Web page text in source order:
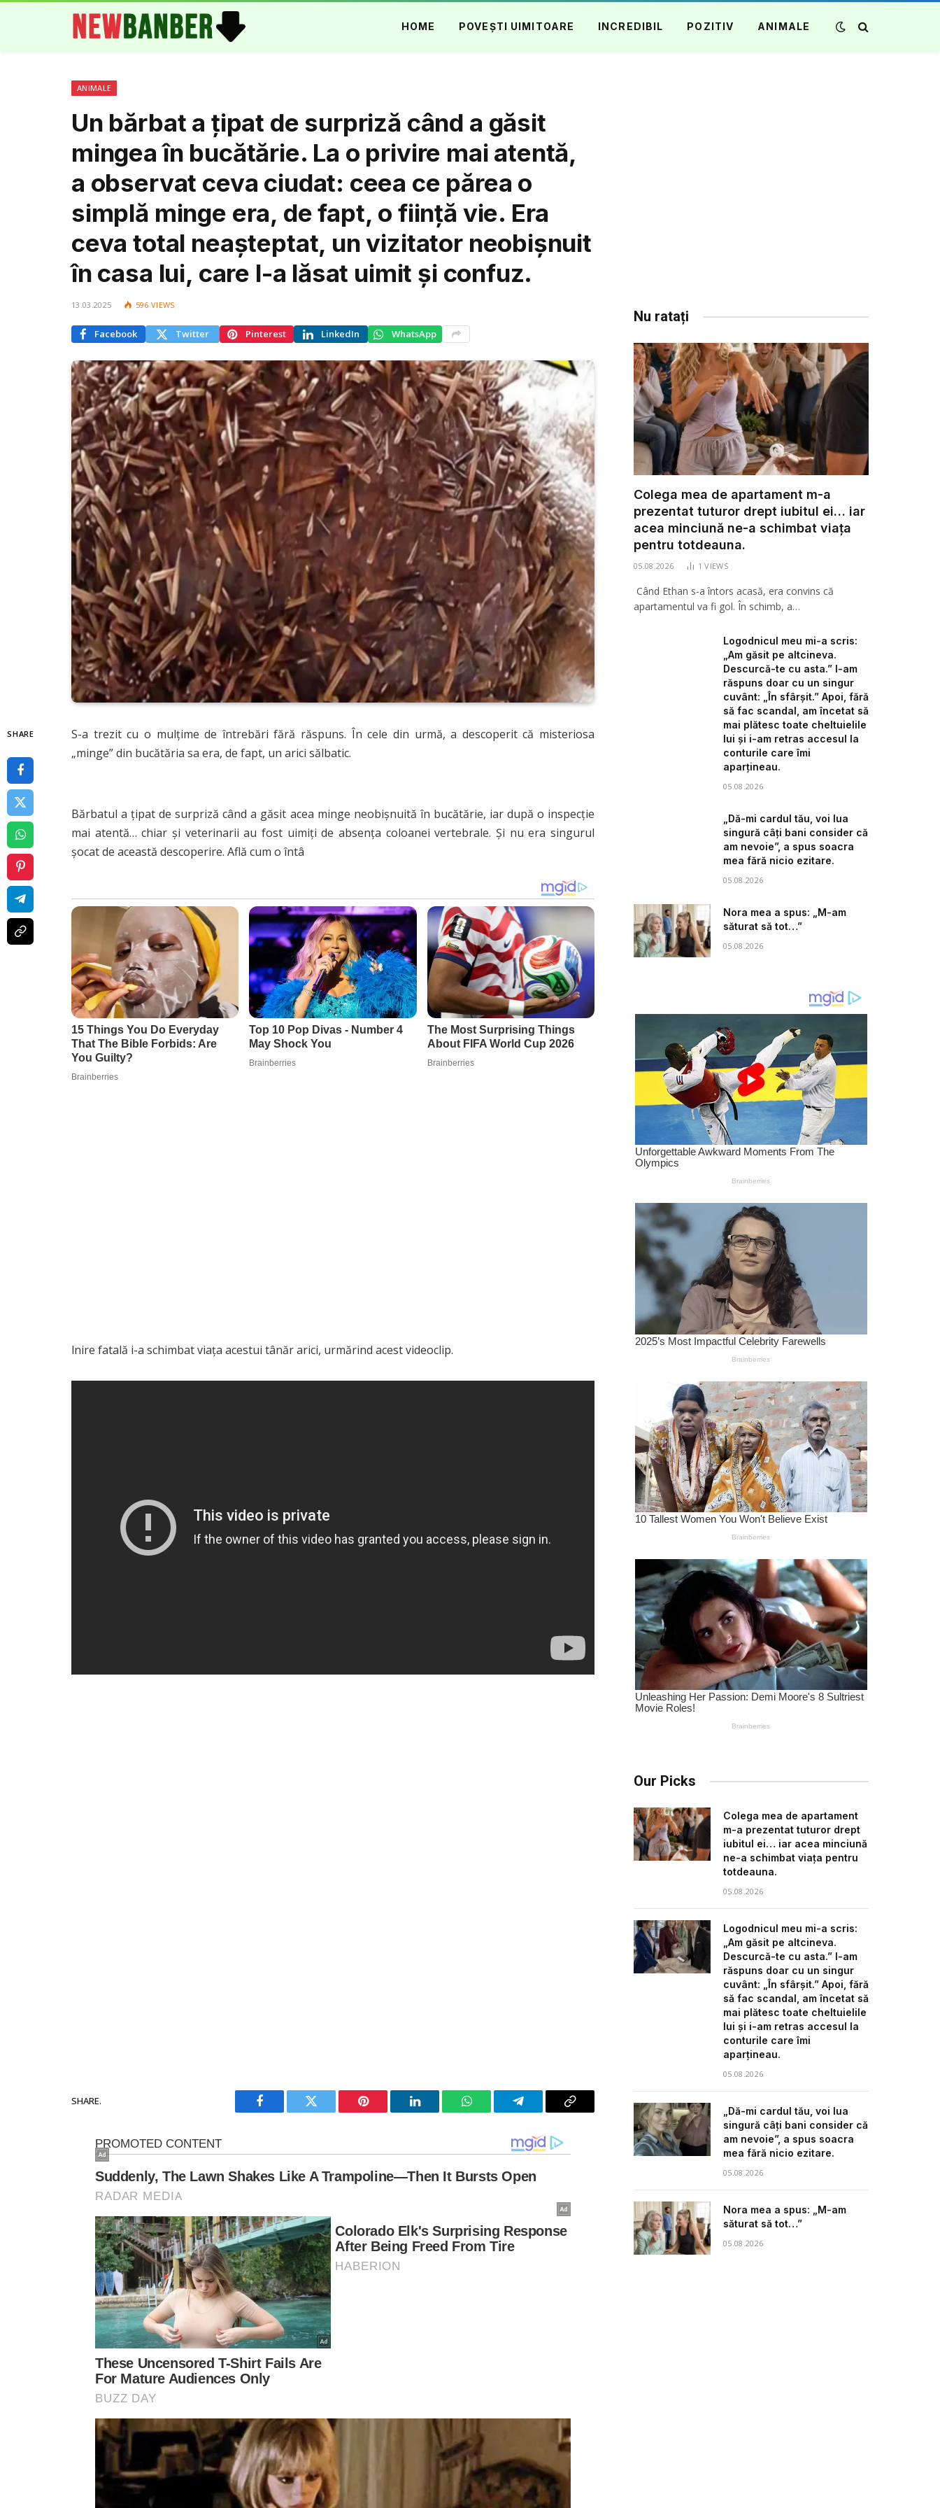
HOME POVEȘTI UIMITOARE INCREDIBIL POZITIV ANIMALE
ANIMALE
Un bărbat a țipat de surpriză când a găsit
mingea în bucătărie. La o privire mai atentă,
a observat ceva ciudat: ceea ce părea o
simplă minge era, de fapt, o ființă vie. Era
ceva total neașteptat, un vizitator neobișnuit
în casa lui, care l-a lăsat uimit și confuz.
13.03.2025 596 VIEWS
Facebook Twitter Pinterest LinkedIn WhatsApp
SHARE
S-a trezit cu o mulțime de întrebări fără răspuns. În cele din urmă, a descoperit că misteriosa
„minge” din bucătăria sa era, de fapt, un arici sălbatic.
Bărbatul a țipat de surpriză când a găsit acea minge neobișnuită în bucătărie, iar după o inspecție
mai atentă… chiar și veterinarii au fost uimiți de absența coloanei vertebrale. Și nu era singurul
șocat de această descoperire. Află cum o întâ
lnire fatală i-a schimbat viața acestui tânăr arici, urmărind acest videoclip.
SHARE.
Facebook Twitter Pinterest LinkedIn WhatsAppTelegram Copy
Nu ratați
Colega mea de apartament m-a
prezentat tuturor drept iubitul ei… iar
acea minciună ne-a schimbat viața
pentru totdeauna.
05.08.2026 1VIEWS
Când Ethan s-a întors acasă, era convins că
apartamentul va fi gol. În schimb, a…
Logodnicul meu mi-a scris:
„Am găsit pe altcineva.
Descurcă-te cu asta.” I-am
răspuns doar cu un singur
cuvânt: „În sfârșit.” Apoi, fără
să fac scandal, am încetat să
mai plătesc toate cheltuielile
lui și i-am retras accesul la
conturile care îmi
aparțineau.
05.08.2026
„Dă-mi cardul tău, voi lua
singură câți bani consider că
am nevoie”, a spus soacra
mea fără nicio ezitare.
05.08.2026
Nora mea a spus: „M-am
săturat să tot…”
05.08.2026
Our Picks
Colega mea de apartament
m-a prezentat tuturor drept
iubitul ei… iar acea minciună
ne-a schimbat viața pentru
totdeauna.
05.08.2026
Logodnicul meu mi-a scris:
„Am găsit pe altcineva.
Descurcă-te cu asta.” I-am
răspuns doar cu un singur
cuvânt: „În sfârșit.” Apoi, fără
să fac scandal, am încetat să
mai plătesc toate cheltuielile
lui și i-am retras accesul la
conturile care îmi
aparțineau.
05.08.2026
„Dă-mi cardul tău, voi lua
singură câți bani consider că
am nevoie”, a spus soacra
mea fără nicio ezitare.
05.08.2026
Nora mea a spus: „M-am
săturat să tot…”
05.08.2026